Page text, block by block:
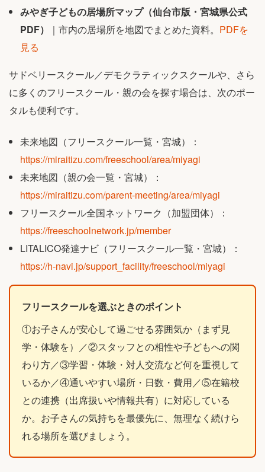
みやぎ子どもの居場所マップ（仙台市版・宮城県公式
PDF）
｜市内の居場所を地図でまとめた資料。 PDFを
見る
サドベリースクール／デモクラティックスクールや、さら
に多くのフリースクール・親の会を探す場合は、次のポー
タルも便利です。
未来地図（フリースクール一覧・宮城）：
https://miraitizu.com/freeschool/area/miyagi
未来地図（親の会一覧・宮城）：
https://miraitizu.com/parent-meeting/area/miyagi
フリースクール全国ネットワーク（加盟団体）：
https://freeschoolnetwork.jp/member
LITALICO発達ナビ（フリースクール一覧・宮城）：
https://h-navi.jp/support_facility/freeschool/miyagi
フリースクールを選ぶときのポイント
①お子さんが安心して過ごせる雰囲気か（まず見
学・体験を）／②スタッフとの相性や子どもへの関
わり方／③学習・体験・対人交流など何を重視して
いるか／④通いやすい場所・日数・費用／⑤在籍校
との連携（出席扱いや情報共有）に対応している
か。お子さんの気持ちを最優先に、無理なく続けら
れる場所を選びましょう。